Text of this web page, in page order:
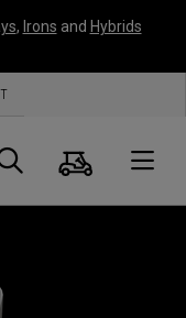
, Irons and Hybrids
Panier